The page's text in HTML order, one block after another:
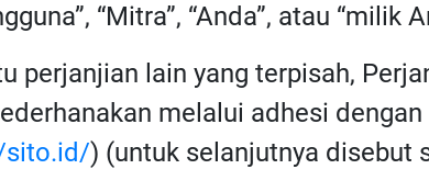
“Mitra”, “Anda”, atau “milik
perjanjian lain yang terpisah,
melalui adhesi
sito.id/) (untuk selanjutnya disebut